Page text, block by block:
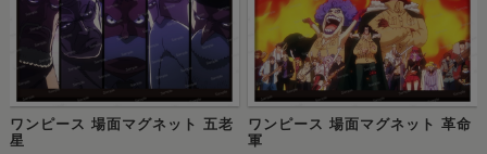
ワンピース 場面マグネット 五老
星
ワンピース 場面マグネット 革命
軍